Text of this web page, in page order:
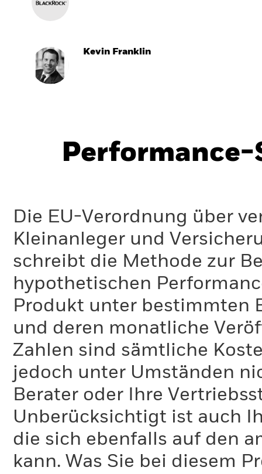
Kevin Franklin
Performance-
Die EU-Verordnung über
Kleinanleger und
schreibt die Methode zur
hypothetischen
Produkt unter bestimmten
und deren monatliche
Zahlen sind sämtliche
jedoch unter Umständen
Berater oder Ihre
Unberücksichtigt ist auch
die sich ebenfalls auf den
kann. Was Sie bei diesem